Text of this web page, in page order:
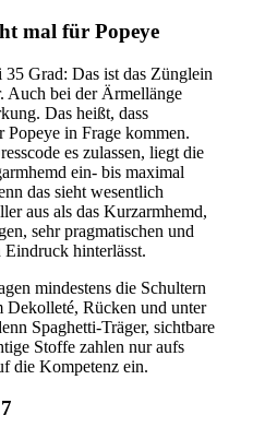
mal für Popeye
Grad: Das ist das Zünglein
Auch bei der Ärmellänge
Das heißt, dass
in Frage kommen.
es zulassen, liegt die
ein- bis maximal
das sieht wesentlich
aus als das Kurzarmhemd,
sehr pragmatischen und
hinterlässt.
mindestens die Schultern
Dekolleté, Rücken und unter
Spaghetti-Träger, sichtbare
Stoffe zahlen nur aufs
die Kompetenz ein.